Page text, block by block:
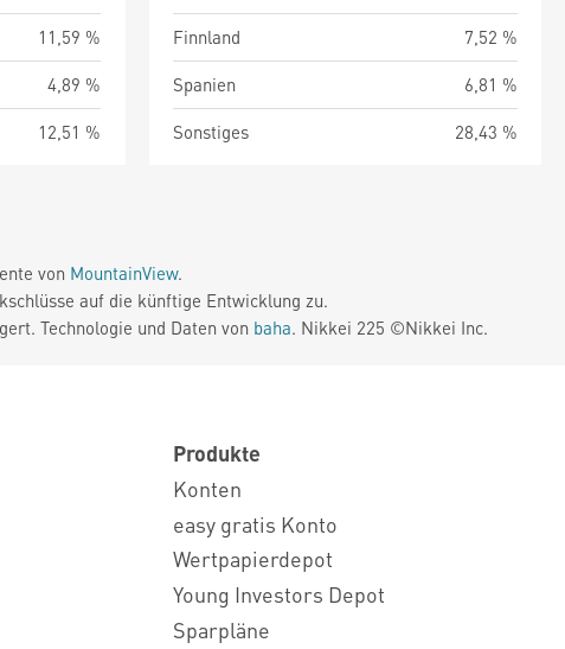
11,59 %
4,89 %
12,51 %
Finnland
7,52 %
Spanien
6,81 %
Sonstiges
28,43 %
von MountainView.
auf die künftige Entwicklung zu.
Technologie und Daten von baha. Nikkei 225 ©Nikkei Inc.
Produkte
Konten
easy gratis Konto
Wertpapierdepot
Young Investors Depot
Sparpläne